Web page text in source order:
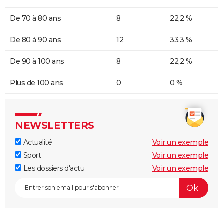
De 70 à 80 ans 8 22,2 %
De 80 à 90 ans 12 33,3 %
De 90 à 100 ans 8 22,2 %
Plus de 100 ans 0 0 %
NEWSLETTERS
Actualité
Voir un exemple
Sport
Voir un exemple
Les dossiers d'actu
Voir un exemple